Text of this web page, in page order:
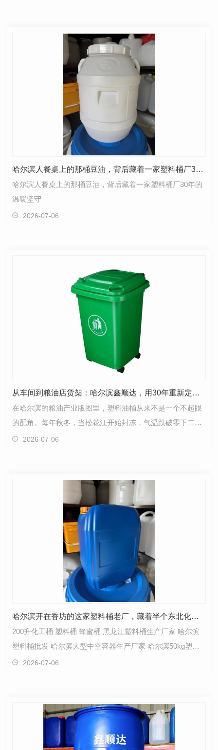
哈尔滨人餐桌上的那桶豆油，背后藏着一家塑料桶厂30年的温暖坚守
哈尔滨人餐桌上的那桶豆油，背后藏着一家塑料桶厂30年的
温暖坚守
2026-07-06
从车间到粮油店货架：哈尔滨鑫顺达，用30年重新定义东北塑料油桶的耐冻标准
在哈尔滨的粮油产业版图里，塑料油桶从来不是一个不起眼
的配角。每年秋冬，当松花江开始封冻，气温跌破零下二十
摄氏度时，全黑龙江省数千家粮油厂、上万家粮油店的…
2026-07-06
哈尔滨开在香坊的这家塑料桶老厂，藏着半个东北化工圈的包装秘密
200升化工桶 塑料桶 蜂蜜桶 黑龙江塑料桶生产厂家 哈尔滨
塑料桶批发 哈尔滨大型中空容器生产厂家 哈尔滨50kg塑料
桶批发 哈尔滨蜂蜜塑料桶生产厂家 …
2026-07-06